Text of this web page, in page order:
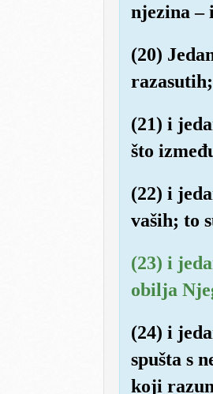
njezina –
(20)
razasutih;
(21) i
što
(22) i
vaših; to
(23) i
obilja
(24) i
spušta s
koji